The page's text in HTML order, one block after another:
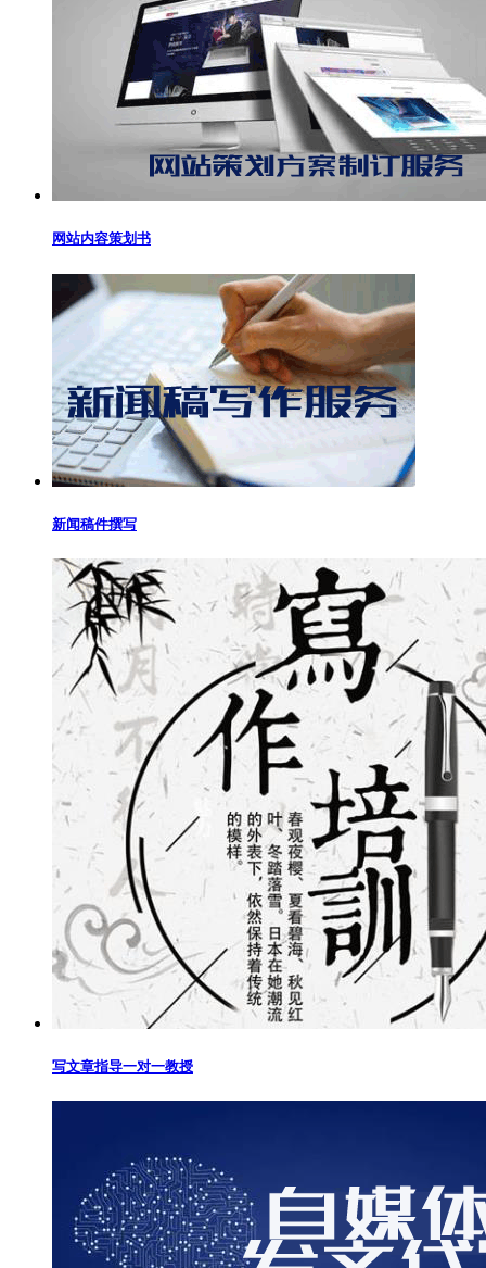
网站内容策划书
新闻稿件撰写
写文章指导一对一教授